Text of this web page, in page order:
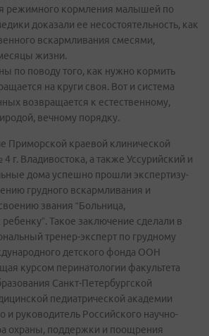
режимного кормления малышей по
доказали ее несостоятельность, как
вскармливания смесями,
жизни.
по поводу того, как нужно кормить
на круги своя. Вот и система
возвращается к естественному,
вечному порядку.
Приморской краевой клинической
г. Владивостока, а также Уссурийский и
дома успешно прошли экспертизу-
грудного вскармливания и
звания “Больница,
Такое заключение сделали в
тренер-эксперт по грудному
детского фонда ООН
курсом перинатологии факультета
Санкт-Петербургской
педиатрической академии
и руководитель Российского научно-
охраны, поддержки и поощрения